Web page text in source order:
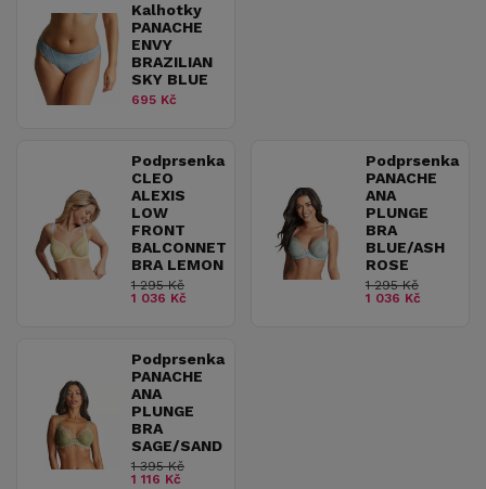
Kalhotky
PANACHE
ENVY
BRAZILIAN
SKY BLUE
695 Kč
Podprsenka
CLEO
ALEXIS
LOW
FRONT
BALCONNET
BRA LEMON
1 295 Kč
1 036 Kč
Podprsenka
PANACHE
ANA
PLUNGE
BRA
BLUE/ASH
ROSE
1 295 Kč
1 036 Kč
Podprsenka
PANACHE
ANA
PLUNGE
BRA
SAGE/SAND
1 395 Kč
1 116 Kč